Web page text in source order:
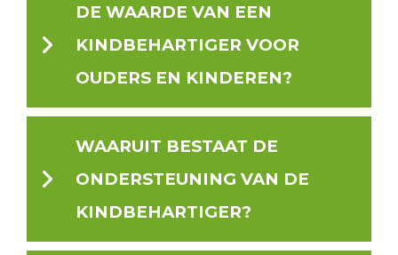
DE WAARDE VAN EEN
KINDBEHARTIGER VOOR
OUDERS EN KINDEREN?
WAARUIT BESTAAT DE
ONDERSTEUNING VAN DE
KINDBEHARTIGER?